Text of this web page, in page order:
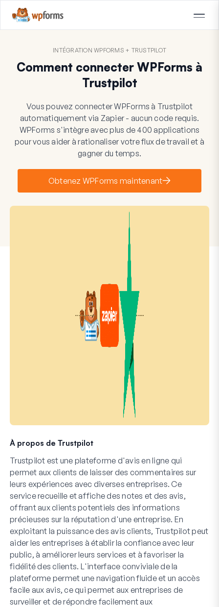
INTÉGRATION WPFORMS + TRUSTPILOT
Comment connecter WPForms à
Trustpilot
Vous pouvez connecter WPForms à Trustpilot
automatiquement via Zapier - aucun code requis.
WPForms s'intègre avec plus de 400 applications
pour vous aider à rationaliser votre flux de travail et à
gagner du temps.
Obtenez WPForms maintenant
À propos de Trustpilot
Trustpilot est une plateforme d'avis en ligne qui
permet aux clients de laisser des commentaires sur
leurs expériences avec diverses entreprises. Ce
service recueille et affiche des notes et des avis,
offrant aux clients potentiels des informations
précieuses sur la réputation d'une entreprise. En
exploitant la puissance des avis clients, Trustpilot peut
aider les entreprises à établir la confiance avec leur
public, à améliorer leurs services et à favoriser la
fidélité des clients. L'interface conviviale de la
plateforme permet une navigation fluide et un accès
facile aux avis, ce qui permet aux entreprises de
surveiller et de répondre facilement aux